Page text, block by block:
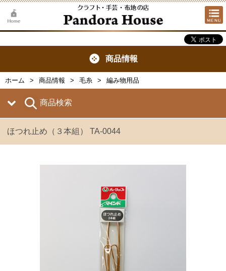
商品情報
ホーム 商品情報 毛糸 編み物用品
商品検索
ほつれ止め（３本組） TA-0044